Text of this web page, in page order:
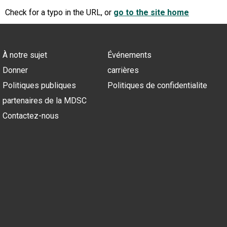
Check for a typo in the URL, or go to the site home
À notre sujet
Donner
Politiques publiques
Événements
carrières
Politiques de confidentialite
partenaires de la MDSC
Contactez-nous